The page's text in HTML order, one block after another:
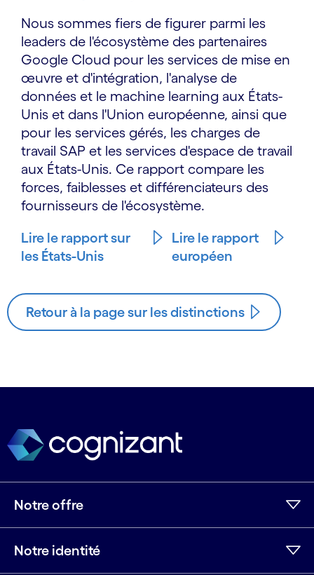
Nous sommes fiers de figurer parmi les
leaders de l'écosystème des partenaires
Google Cloud pour les services de mise en
œuvre et d'intégration, l'analyse de
données et le machine learning aux États-
Unis et dans l'Union européenne, ainsi que
pour les services gérés, les charges de
travail SAP et les services d'espace de travail
aux États-Unis. Ce rapport compare les
forces, faiblesses et différenciateurs des
fournisseurs de l'écosystème.
Lire le rapport sur
les États-Unis
Lire le rapport
européen
Retour à la page sur les distinctions
Notre offre
Notre identité